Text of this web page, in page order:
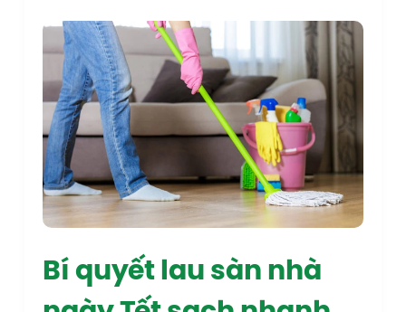
Bí quyết lau sàn nhà